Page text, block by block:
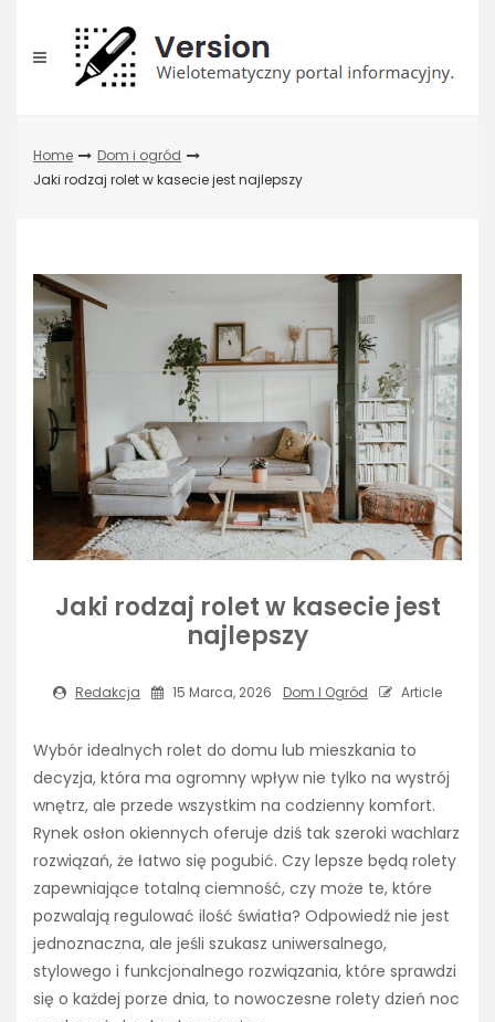
content
Home
Dom i ogród
Jaki rodzaj rolet w kasecie jest najlepszy
Jaki rodzaj rolet w kasecie jest
najlepszy
Redakcja 15 Marca, 2026 Dom I Ogród Article
Wybór idealnych rolet do domu lub mieszkania to
decyzja, która ma ogromny wpływ nie tylko na wystrój
wnętrz, ale przede wszystkim na codzienny komfort.
Rynek osłon okiennych oferuje dziś tak szeroki wachlarz
rozwiązań, że łatwo się pogubić. Czy lepsze będą rolety
zapewniające totalną ciemność, czy może te, które
pozwalają regulować ilość światła? Odpowiedź nie jest
jednoznaczna, ale jeśli szukasz uniwersalnego,
stylowego i funkcjonalnego rozwiązania, które sprawdzi
się o każdej porze dnia, to nowoczesne rolety dzień noc